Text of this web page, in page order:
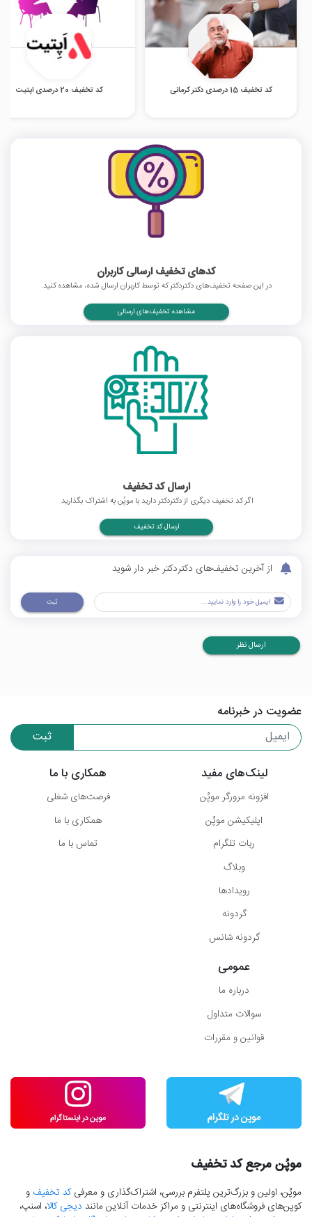
کد تخفیف 15 درصدی دکتر کرمانی کد تخفیف 20 درصدی اپتیت
کدهای تخفیف ارسالی کاربران
در این صفحه تخفیف‌های دکتردکتر که توسط کاربران ارسال شده، مشاهده کنید.
مشاهده تخفیف‌های ارسالی
ارسال کد تخفیف
اگر کد تخفیف دیگری از دکتردکتر دارید با موپُن به اشتراک بگذارید.
ارسال کد تخفیف
از آخرین تخفیف‌های دکتردکتر خبر دار شوید
ثبت
ارسال نظر
عضویت در خبرنامه
ثبت
لینک‌های مفید
افزونه مرورگر موپُن
اپلیکیشن موپُن
ربات تلگرام
وبلاگ
رویدادها
گردونه
گردونه شانس
همکاری با ما
فرصت‌های شغلی
همکاری با ما
تماس با ما
عمومی
درباره ما
سوالات متداول
قوانین و مقررات
موپُن مرجع کد تخفیف
موپُن، اولین و بزرگ‌ترین پلتفرم بررسی، اشتراک‌گذاری و معرفیکد تخفیف و
کوپن‌های فروشگاه‌های اینترنتی و مراکز خدمات آنلاین مانند دیجی کالا، اسنپ،